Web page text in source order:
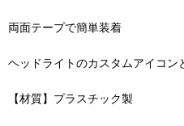
両面テープで簡単装着
ヘッドライトのカスタムアイコン
【材質】プラスチック製